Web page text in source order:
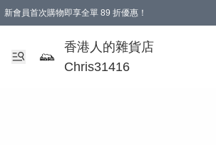
新會員首次購物即享全單 89 折優惠！
購物滿 HKD 499.00即享免運費優惠！（適用於 本地送
【滿 $300 專屬驚喜：無聲信物（最後一批）】
香港人的雜貨店
Chris31416